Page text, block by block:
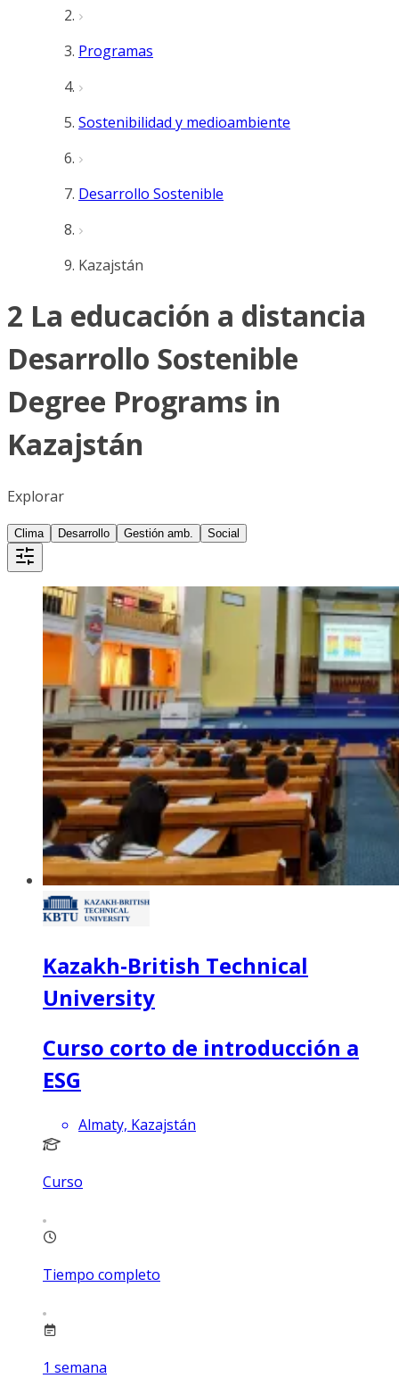
Programas
Sostenibilidad y medioambiente
Desarrollo Sostenible
Kazajstán
2 La educación a distancia
Desarrollo Sostenible
Degree Programs in
Kazajstán
Explorar
Clima Desarrollo Gestión amb. Social
Kazakh-British Technical
University
Curso corto de introducción a
ESG
Almaty, Kazajstán
Curso
Tiempo completo
1 semana